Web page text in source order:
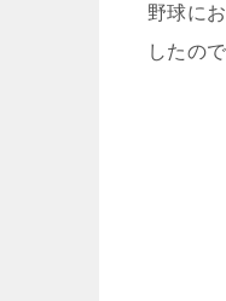
野球に
したの